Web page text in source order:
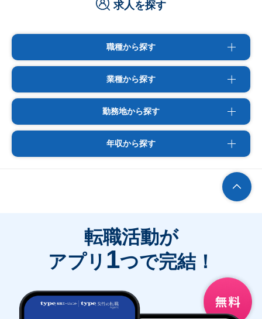
求人を探す
職種から探す
業種から探す
勤務地から探す
年収から探す
転職活動が
アプリ 1つで完結！